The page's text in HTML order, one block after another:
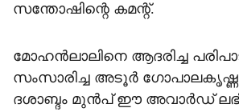
സന്തോഷിന്റെ കമന്റ്.
മോഹൻലാലിനെ ആദരിച്ച
സംസാരിച്ച അടൂർ
ദശാബ്ദം മുൻപ് ഈ അവാർഡ്